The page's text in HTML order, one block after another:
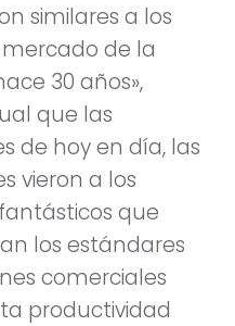
similares a los
de la
30 años»,
que las
de hoy en día, las
vieron a los
que
los estándares
comerciales
productividad